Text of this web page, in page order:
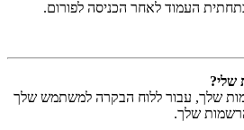
העמוד לאחר הכניסה לפורום.
שלי?
שלך, עבור ללוח הבקרה למשתמש שלך
שלך.